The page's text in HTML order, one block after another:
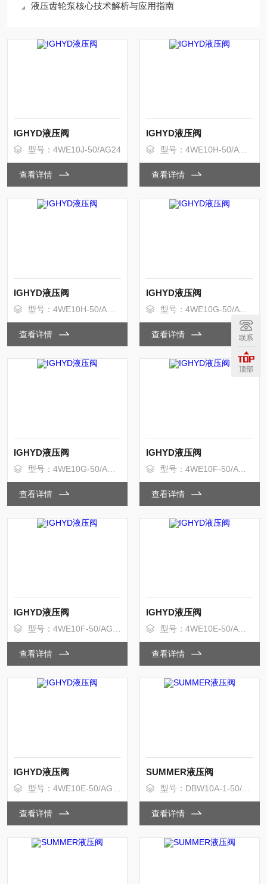
液压齿轮泵核心技术解析与应用指南
IGHYD液压阀
型号：4WE10J-50/AG24
查看详情
IGHYD液压阀
型号：4WE10H-50/AW220
查看详情
IGHYD液压阀
型号：4WE10H-50/AG24
查看详情
IGHYD液压阀
型号：4WE10G-50/AW220
查看详情
IGHYD液压阀
型号：4WE10G-50/AG24
查看详情
IGHYD液压阀
型号：4WE10F-50/AW220
查看详情
IGHYD液压阀
型号：4WE10F-50/AG24
查看详情
IGHYD液压阀
型号：4WE10E-50/AW220
查看详情
IGHYD液压阀
型号：4WE10E-50/AG24
查看详情
SUMMER液压阀
型号：DBW10A-1-50/31.5AW220
查看详情
联系
顶部